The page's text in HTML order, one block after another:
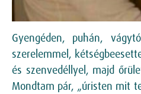
Gyengéden, puhán,
szerelemmel,
és szenvedéllyel, majd
Mondtam pár, „úristen mit